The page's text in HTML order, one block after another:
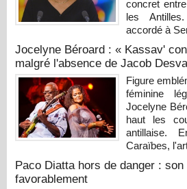
concret
les
accordé à
Jocelyne Béroard : « Kassav'
malgré l'absence de Jacob
Figure
féminine
Jocelyne
haut les
antillaise.
Caraïbes,
Paco Diatta hors de danger :
favorablement